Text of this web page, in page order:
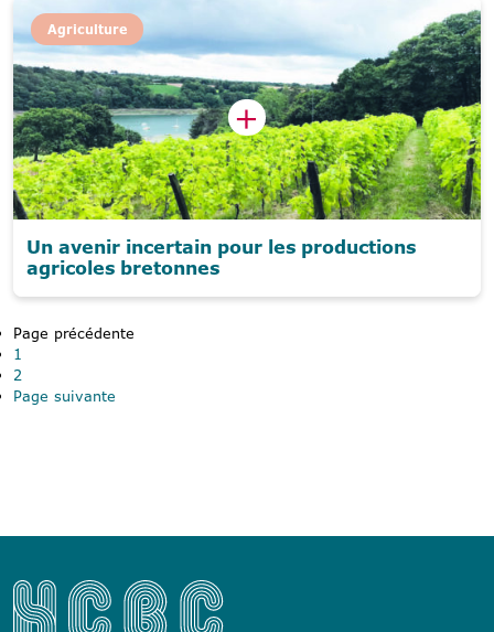
Agriculture
Un avenir incertain pour les productions
agricoles bretonnes
Page précédente
1
2
Page suivante